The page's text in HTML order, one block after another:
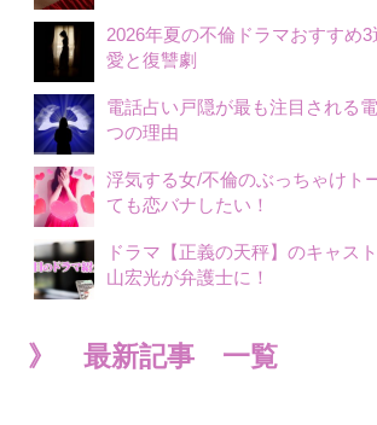
2026年夏の不倫ドラマおすすめ
愛と復讐劇
電話占い戸隠が最も注目される
つの理由
浮気する女/不倫のぶっちゃけト
ても恋バナしたい！
ドラマ【正義の天秤】のキャス
山宏光が弁護士に！
》 最新記事 一覧